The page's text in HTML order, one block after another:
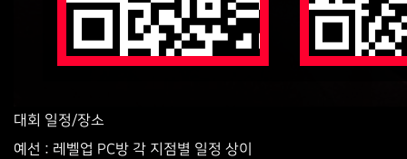
대회 일정/장소
예선 : 레벨업 PC방 각 지점별 일정 상이